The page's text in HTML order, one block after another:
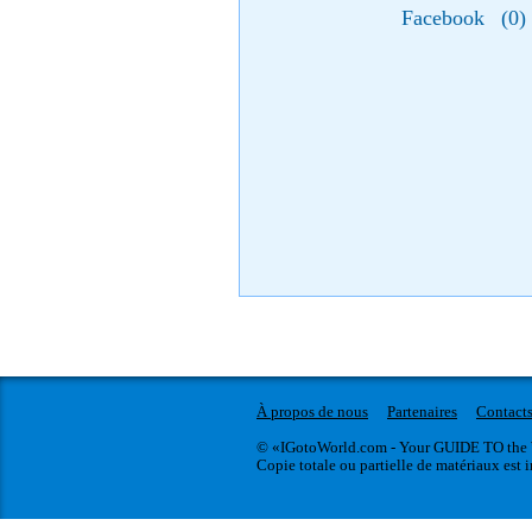
Facebook (0)
À propos de nous Partenaires
Contacts
© «IGotoWorld.com - Your GUIDE TO the
Copie totale ou partielle de matériaux est